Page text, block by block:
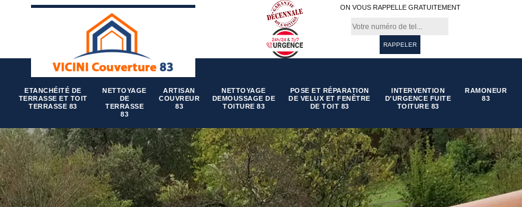
ON VOUS RAPPELLE GRATUITEMENT
ETANCHÉITÉ DE
TERRASSE ET TOIT
TERRASSE 83
NETTOYAGE
DE
TERRASSE
83
ARTISAN
COUVREUR
83
NETTOYAGE
DEMOUSSAGE DE
TOITURE 83
POSE ET RÉPARATION
DE VELUX ET FENÊTRE
DE TOIT 83
INTERVENTION
D'URGENCE FUITE
TOITURE 83
RAMONEUR
83